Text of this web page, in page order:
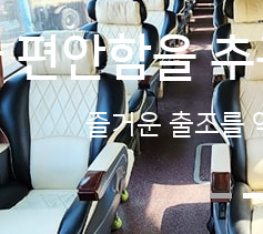
편안함을
즐거운 출조를